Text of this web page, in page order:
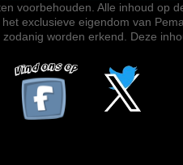
voorbehouden. Alle inhoud op
exclusieve eigendom van
worden erkend. Deze